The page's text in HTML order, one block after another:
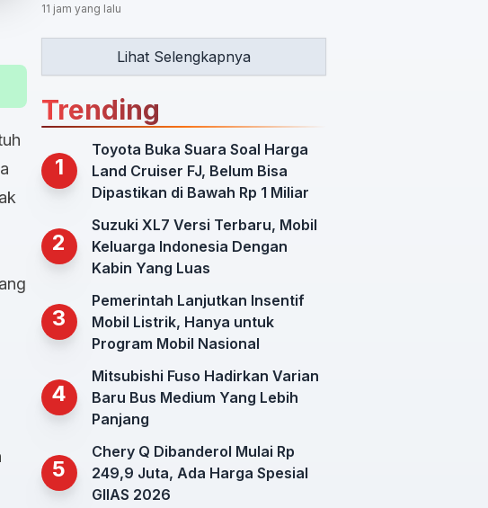
11 jam yang lalu
Lihat Selengkapnya
Trending
1
Toyota Buka Suara Soal Harga
Land Cruiser FJ, Belum Bisa
Dipastikan di Bawah Rp 1 Miliar
2
Suzuki XL7 Versi Terbaru, Mobil
Keluarga Indonesia Dengan
Kabin Yang Luas
3
Pemerintah Lanjutkan Insentif
Mobil Listrik, Hanya untuk
Program Mobil Nasional
4
Mitsubishi Fuso Hadirkan Varian
Baru Bus Medium Yang Lebih
Panjang
5
Chery Q Dibanderol Mulai Rp
249,9 Juta, Ada Harga Spesial
GIIAS 2026